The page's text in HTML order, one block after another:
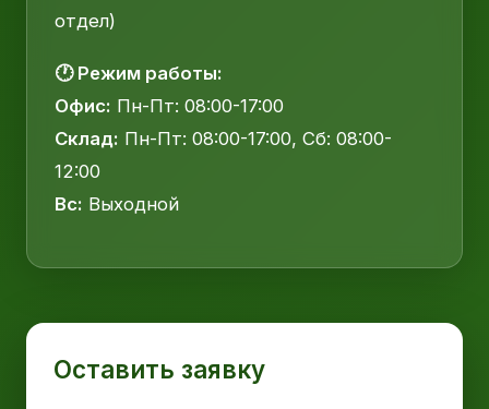
отдел)
🕐 Режим работы:
Офис: Пн-Пт: 08:00-17:00
Склад: Пн-Пт: 08:00-17:00, Сб: 08:00-
12:00
Вс: Выходной
Оставить заявку